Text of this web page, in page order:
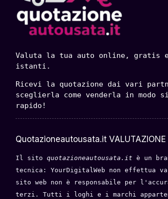
Valuta la tua auto online, gratis
istanti.
Ricevi la quotazione dai vari
sceglierla come venderla in modo
rapido!
Quotazioneautousata.it VALUTAZIONE
Il sito quotazioneautousata.it è un
tecnica: YourDigitalWeb non
sito web non è responsabile per
terzi. Tutti i loghi e i marchi